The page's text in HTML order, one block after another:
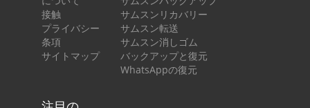
接触
プライバシー
条項
サイトマップ
サムスンリカバリー
サムスン転送
サムスン消しゴム
バックアップと復元
WhatsAppの復元